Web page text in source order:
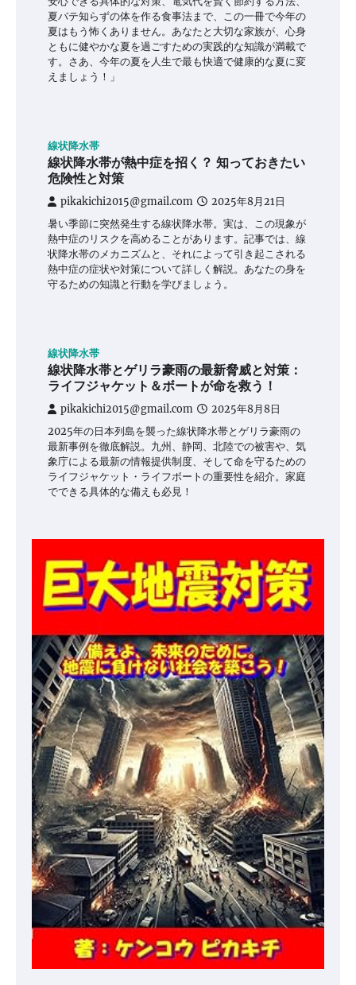
夏バテ知らずの体を作る食事法まで、この一冊で今年の
夏はもう怖くありません。あなたと大切な家族が、心身
ともに健やかな夏を過ごすための実践的な知識が満載で
す。さあ、今年の夏を人生で最も快適で健康的な夏に変
えましょう！」
線状降水帯
線状降水帯が熱中症を招く？ 知っておきたい
危険性と対策
pikakichi2015@gmail.com 2025年8月21日
暑い季節に突然発生する線状降水帯。実は、この現象が
熱中症のリスクを高めることがあります。記事では、線
状降水帯のメカニズムと、それによって引き起こされる
熱中症の症状や対策について詳しく解説。あなたの身を
守るための知識と行動を学びましょう。
線状降水帯
線状降水帯とゲリラ豪雨の最新脅威と対策：
ライフジャケット＆ボートが命を救う！
pikakichi2015@gmail.com 2025年8月8日
2025年の日本列島を襲った線状降水帯とゲリラ豪雨の
最新事例を徹底解説。九州、静岡、北陸での被害や、気
象庁による最新の情報提供制度、そして命を守るための
ライフジャケット・ライフボートの重要性を紹介。家庭
でできる具体的な備えも必見！